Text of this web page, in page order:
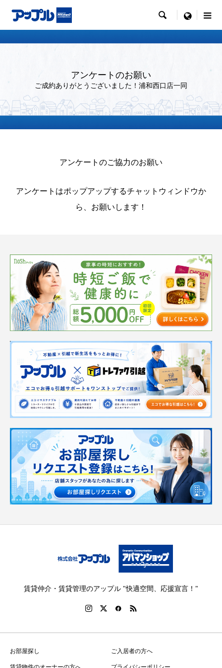
 menu
アンケートのお願い
ご成約ありがとうございました！浦和西口店一同
アンケートのご協力のお願い
アンケートはポップアップするチャットウィンドウか
ら、お願いします！
賃貸仲介・賃貸管理のアップル "快適空間、応援宣言！"
お部屋探し
ご入居者の方へ